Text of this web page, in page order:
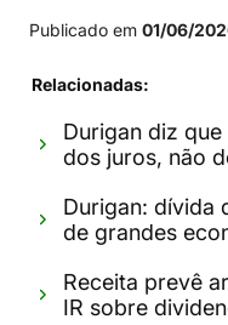
Publicado em 01/06/
Relacionadas:
Durigan diz
dos juros, não
Durigan: dívida
de grandes
Receita prevê
IR sobre